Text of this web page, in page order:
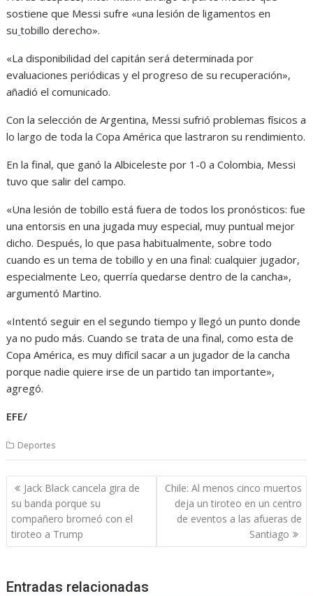
sostiene que Messi sufre «una lesión de ligamentos en
su tobillo derecho».
«La disponibilidad del capitán será determinada por
evaluaciones periódicas y el progreso de su recuperación»,
añadió el comunicado.
Con la selección de Argentina, Messi sufrió problemas físicos a
lo largo de toda la Copa América que lastraron su rendimiento.
En la final, que ganó la Albiceleste por 1-0 a Colombia, Messi
tuvo que salir del campo.
«Una lesión de tobillo está fuera de todos los pronósticos: fue
una entorsis en una jugada muy especial, muy puntual mejor
dicho. Después, lo que pasa habitualmente, sobre todo
cuando es un tema de tobillo y en una final: cualquier jugador,
especialmente Leo, querría quedarse dentro de la cancha»,
argumentó Martino.
«Intentó seguir en el segundo tiempo y llegó un punto donde
ya no pudo más. Cuando se trata de una final, como esta de
Copa América, es muy difícil sacar a un jugador de la cancha
porque nadie quiere irse de un partido tan importante»,
agregó.
EFE/
Deportes
Navegación
de
entradas
Jack Black cancela gira de
su banda porque su
compañero bromeó con el
tiroteo a Trump
Chile: Al menos cinco muertos
deja un tiroteo en un centro
de eventos a las afueras de
Santiago
Entradas relacionadas